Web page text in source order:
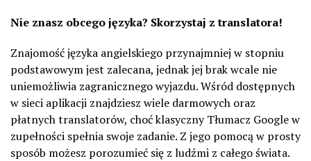
Nie znasz obcego języka? Skorzystaj z translatora!
Znajomość języka angielskiego przynajmniej w stopniu
podstawowym jest zalecana, jednak jej brak wcale nie
uniemożliwia zagranicznego wyjazdu. Wśród dostępnych
w sieci aplikacji znajdziesz wiele darmowych oraz
płatnych translatorów, choć klasyczny Tłumacz Google w
zupełności spełnia swoje zadanie. Z jego pomocą w prosty
sposób możesz porozumieć się z ludźmi z całego świata.